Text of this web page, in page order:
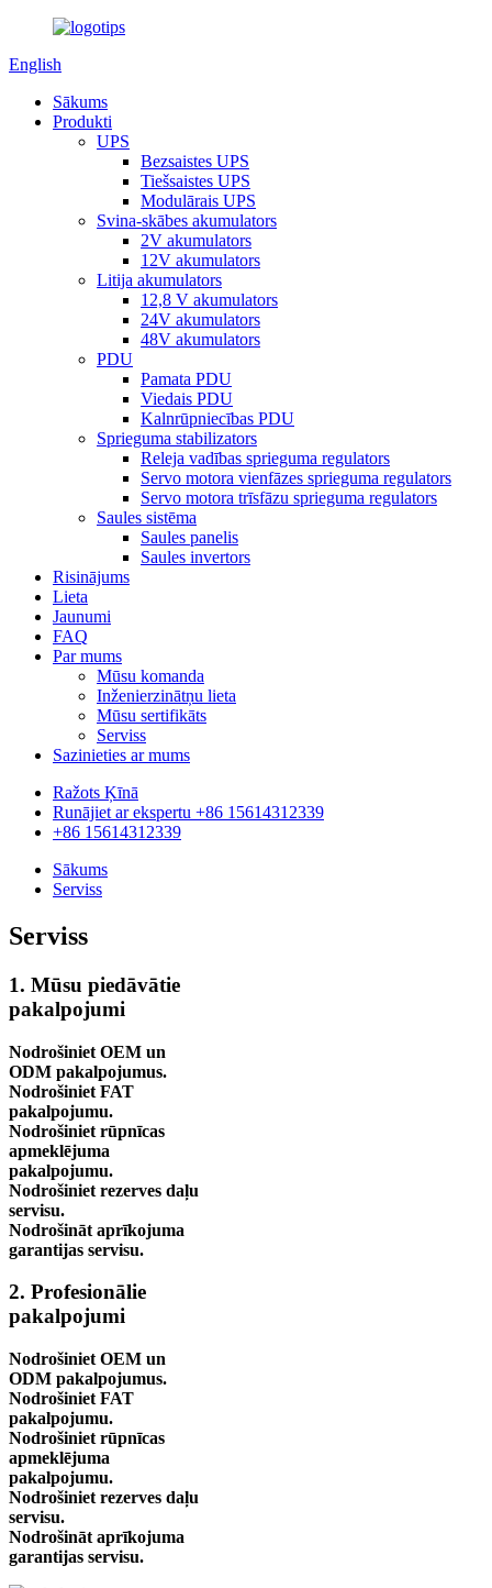
English
Sākums
Produkti
UPS
Bezsaistes UPS
Tiešsaistes UPS
Modulārais UPS
Svina-skābes akumulators
2V akumulators
12V akumulators
Litija akumulators
12,8 V akumulators
24V akumulators
48V akumulators
PDU
Pamata PDU
Viedais PDU
Kalnrūpniecības PDU
Sprieguma stabilizators
Releja vadības sprieguma regulators
Servo motora vienfāzes sprieguma regulators
Servo motora trīsfāzu sprieguma regulators
Saules sistēma
Saules panelis
Saules invertors
Risinājums
Lieta
Jaunumi
FAQ
Par mums
Mūsu komanda
Inženierzinātņu lieta
Mūsu sertifikāts
Serviss
Sazinieties ar mums
Ražots Ķīnā
Runājiet ar ekspertu +86 15614312339
+86 15614312339
Sākums
Serviss
Serviss
1. Mūsu piedāvātie
pakalpojumi
Nodrošiniet OEM un
ODM pakalpojumus.
Nodrošiniet FAT
pakalpojumu.
Nodrošiniet rūpnīcas
apmeklējuma
pakalpojumu.
Nodrošiniet rezerves daļu
servisu.
Nodrošināt aprīkojuma
garantijas servisu.
2. Profesionālie
pakalpojumi
Nodrošiniet OEM un
ODM pakalpojumus.
Nodrošiniet FAT
pakalpojumu.
Nodrošiniet rūpnīcas
apmeklējuma
pakalpojumu.
Nodrošiniet rezerves daļu
servisu.
Nodrošināt aprīkojuma
garantijas servisu.